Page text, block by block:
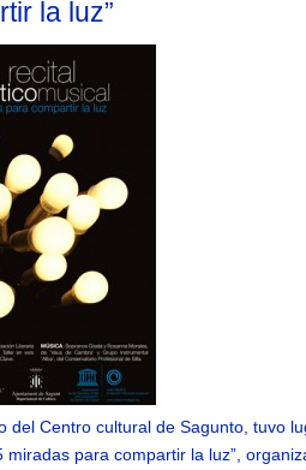
la luz”
del Centro cultural de Sagunto, tuvo
miradas para compartir la luz”,